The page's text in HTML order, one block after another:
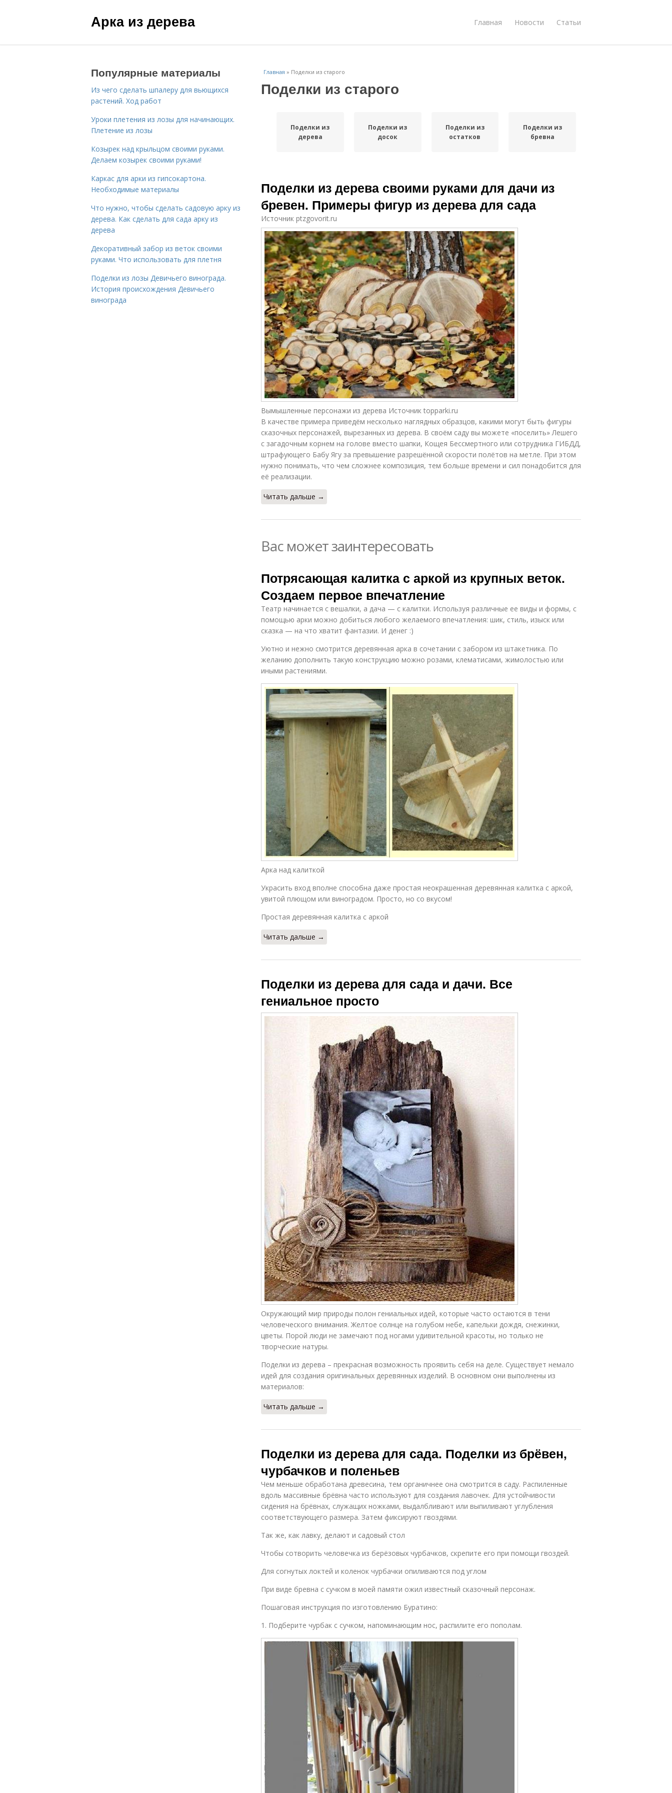
Арка из дерева Главная Новости Статьи
Главная » Поделки из старого
Поделки из старого
Поделки из
дерева
Поделки из
досок
Поделки из
остатков
Поделки из
бревна
Поделки из дерева своими руками для дачи из
бревен. Примеры фигур из дерева для сада
Источник ptzgovorit.ru
Вымышленные персонажи из дерева Источник topparki.ru
В качестве примера приведём несколько наглядных образцов, какими могут быть фигуры
сказочных персонажей, вырезанных из дерева. В своём саду вы можете «поселить» Лешего
с загадочным корнем на голове вместо шапки, Кощея Бессмертного или сотрудника ГИБДД,
штрафующего Бабу Ягу за превышение разрешённой скорости полётов на метле. При этом
нужно понимать, что чем сложнее композиция, тем больше времени и сил понадобится для
её реализации.
Читать дальше →
Вас может заинтересовать
Потрясающая калитка с аркой из крупных веток.
Создаем первое впечатление
Театр начинается с вешалки, а дача — с калитки. Используя различные ее виды и формы, с
помощью арки можно добиться любого желаемого впечатления: шик, стиль, изыск или
сказка — на что хватит фантазии. И денег :)
Уютно и нежно смотрится деревянная арка в сочетании с забором из штакетника. По
желанию дополнить такую конструкцию можно розами, клематисами, жимолостью или
иными растениями.
Арка над калиткой
Украсить вход вполне способна даже простая неокрашенная деревянная калитка с аркой,
увитой плющом или виноградом. Просто, но со вкусом!
Простая деревянная калитка с аркой
Читать дальше →
Поделки из дерева для сада и дачи. Все
гениальное просто
Окружающий мир природы полон гениальных идей, которые часто остаются в тени
человеческого внимания. Желтое солнце на голубом небе, капельки дождя, снежинки,
цветы. Порой люди не замечают под ногами удивительной красоты, но только не
творческие натуры.
Поделки из дерева – прекрасная возможность проявить себя на деле. Существует немало
идей для создания оригинальных деревянных изделий. В основном они выполнены из
материалов:
Читать дальше →
Поделки из дерева для сада. Поделки из брёвен,
чурбачков и поленьев
Чем меньше обработана древесина, тем органичнее она смотрится в саду. Распиленные
вдоль массивные брёвна часто используют для создания лавочек. Для устойчивости
сидения на брёвнах, служащих ножками, выдалбливают или выпиливают углубления
соответствующего размера. Затем фиксируют гвоздями.
Так же, как лавку, делают и садовый стол
Чтобы сотворить человечка из берёзовых чурбачков, скрепите его при помощи гвоздей.
Для согнутых локтей и коленок чурбачки опиливаются под углом
При виде бревна с сучком в моей памяти ожил известный сказочный персонаж.
Пошаговая инструкция по изготовлению Буратино:
1. Подберите чурбак с сучком, напоминающим нос, распилите его пополам.
Популярные материалы
Из чего сделать шпалеру для вьющихся
растений. Ход работ
Уроки плетения из лозы для начинающих.
Плетение из лозы
Козырек над крыльцом своими руками.
Делаем козырек своими руками!
Каркас для арки из гипсокартона.
Необходимые материалы
Что нужно, чтобы сделать садовую арку из
дерева. Как сделать для сада арку из
дерева
Декоративный забор из веток своими
руками. Что использовать для плетня
Поделки из лозы Девичьего винограда.
История происхождения Девичьего
винограда